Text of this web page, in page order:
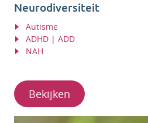
Neurodiversiteit
Autisme
ADHD | ADD
NAH
Bekijken